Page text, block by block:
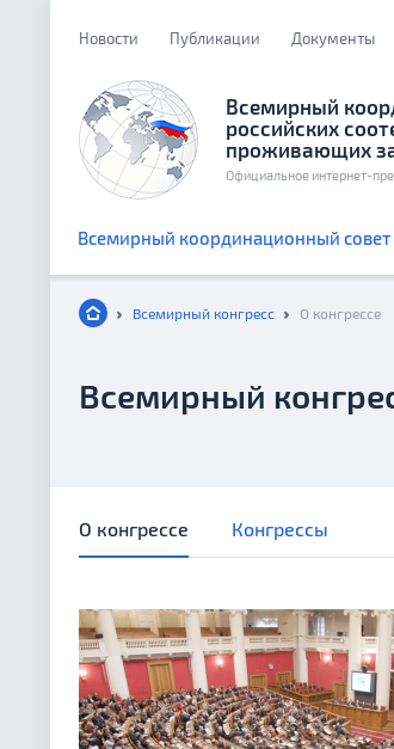
Новости Публикации Документы
Всемирный
российских
проживающих
Официальное интернет-
Всемирный координационный совет
Всемирный конгресс О конгрессе
Всемирный
О конгрессе Конгрессы